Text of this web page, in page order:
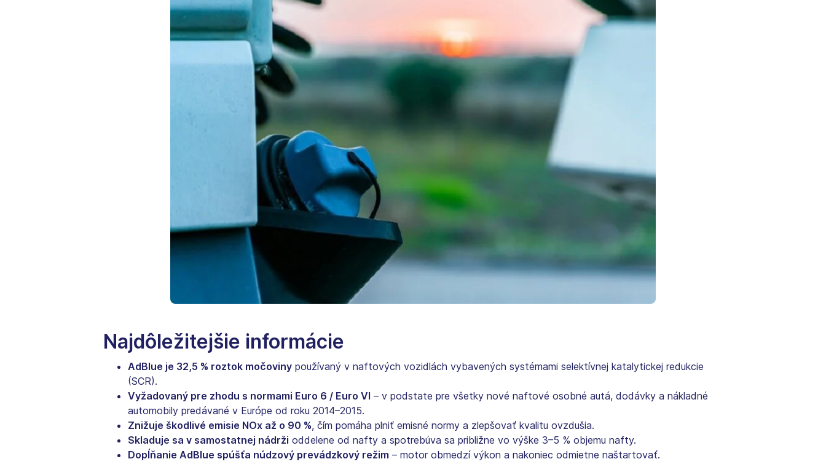
Najdôležitejšie informácie
AdBlue je 32,5 % roztok močoviny používaný v naftových vozidlách vybavených systémami selektívnej katalytickej redukcie
(SCR).
Vyžadovaný pre zhodu s normami Euro 6 / Euro VI – v podstate pre všetky nové naftové osobné autá, dodávky a nákladné
automobily predávané v Európe od roku 2014–2015.
Znižuje škodlivé emisie NOx až o 90 %, čím pomáha plniť emisné normy a zlepšovať kvalitu ovzdušia.
Skladuje sa v samostatnej nádrži oddelene od nafty a spotrebúva sa približne vo výške 3–5 % objemu nafty.
Dopĺňanie AdBlue spúšťa núdzový prevádzkový režim – motor obmedzí výkon a nakoniec odmietne naštartovať.